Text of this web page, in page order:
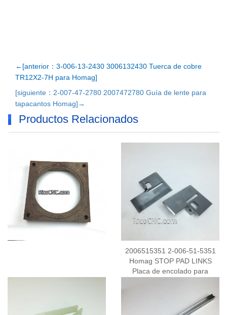
←[anterior：3-006-13-2430 3006132430 Tuerca de cobre
TR12X2-7H para Homag]
[siguiente：2-007-47-2780 2007472780 Guía de lente para
tapacantos Homag]→
Productos Relacionados
2006515351 2-006-51-5351
Homag STOP PAD LINKS
Placa de encolado para